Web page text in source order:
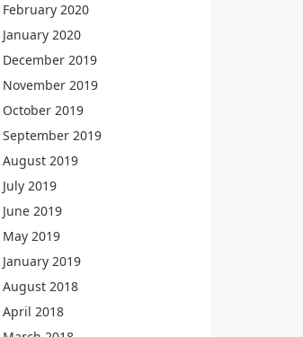
February 2020
January 2020
December 2019
November 2019
October 2019
September 2019
August 2019
July 2019
June 2019
May 2019
January 2019
August 2018
April 2018